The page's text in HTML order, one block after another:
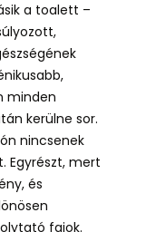
a toalett –
minden
kerülne sor.
nincsenek
Egyrészt, mert
és
fajok.